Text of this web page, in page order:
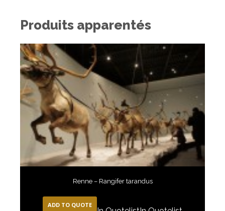
Produits apparentés
Renne – Rangifer tarandus
ADD TO QUOTE